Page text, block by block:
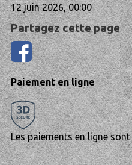
12 juin 2026, 00:00
Partagez cette page
Paiement en ligne
Les paiements en ligne